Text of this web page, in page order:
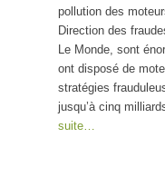
pollution des
Direction des
Le Monde, sont
ont disposé de
stratégies
jusqu’à cinq
suite…